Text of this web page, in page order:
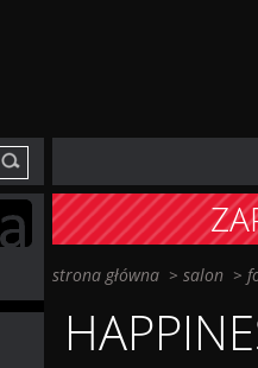
strona główna> salon>